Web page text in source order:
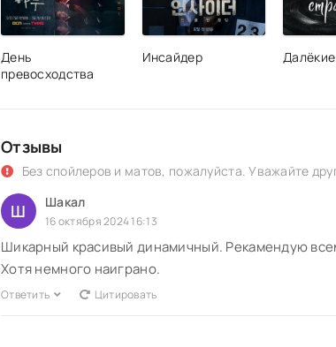
День
превосходства
Инсайдер
Отзывы
Без спойлеров и матов, пожалуйста. Уважайте
Ш Шакал
16 октября 2024 16:13
Шикарный красивый динамичный. Рекамендую
Хотя немного наиграно.
Ответить Цитировать